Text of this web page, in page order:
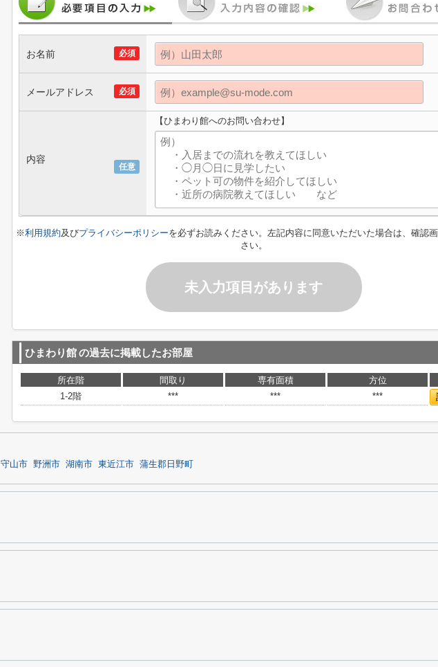
必須
お名前
必須
メールアドレス
任意
内容
【ひまわり館へのお問い合わせ】
※利用規約及びプライバシーポリシーを必ずお読みください。左記内容に同意いただいた場合は、確認
さい。
未入力項目があります
ひまわり館の過去に掲載したお部屋
所在階 間取り 専有面積 方位
1-2階
*** *** ***
守山市 野洲市 湖南市 東近江市 蒲生郡日野町